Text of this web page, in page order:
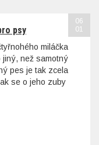
psy
miláčka
jiný, než samotný
pes je tak zcela
se o jeho zuby
06
01